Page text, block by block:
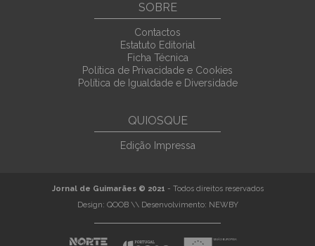
SOBRE
Contactos
Estatuto Editorial
Ficha Técnica
Política de Privacidade e Cookies
Política de Igualdade e Diversidade
QUIOSQUE
Edição Impressa
Jornal de Guimarães © 2021 - Todos direitos reservados
Design: QOOB\\ Desenvolvimento: NEWBY